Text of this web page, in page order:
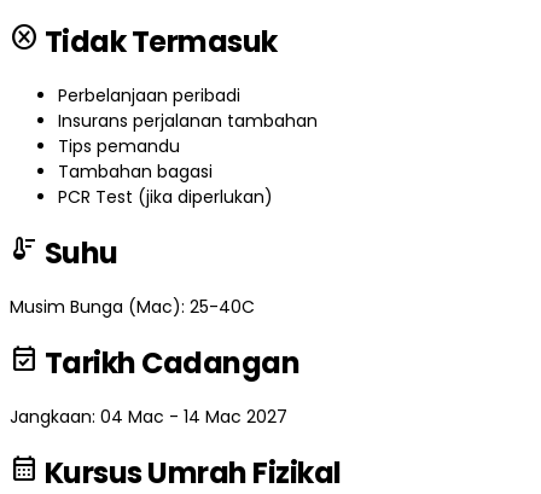
cancel Tidak Termasuk
Perbelanjaan peribadi
Insurans perjalanan tambahan
Tips pemandu
Tambahan bagasi
PCR Test (jika diperlukan)
thermostat Suhu
Musim Bunga (Mac): 25-40C
event_available Tarikh Cadangan
Jangkaan: 04 Mac - 14 Mac 2027
calendar_month Kursus Umrah Fizikal